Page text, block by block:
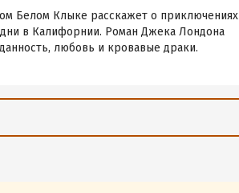
Белом Клыке расскажет о приключениях
в Калифорнии. Роман Джека Лондона
любовь и кровавые драки.